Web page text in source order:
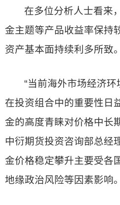
在多位分析人士看来
金主题等产品收益率保持
资产基本面持续利多所致。
“当前海外市场经济
在投资组合中的重要性日
金的高度青睐对价格中长
中衍期货投资咨询部总经
金价格稳定攀升主要受各
地缘政治风险等因素影响。